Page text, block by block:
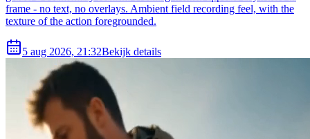
frame - no text, no overlays. Ambient field recording feel, with the
texture of the action foregrounded.
5 aug 2026, 21:32Bekijk details